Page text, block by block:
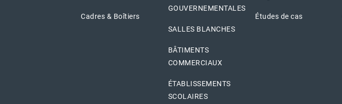
Cadres & Boîtiers
GOUVERNEMENTALES
SALLES BLANCHES
BÂTIMENTS
COMMERCIAUX
ÉTABLISSEMENTS
SCOLAIRES
Études de cas